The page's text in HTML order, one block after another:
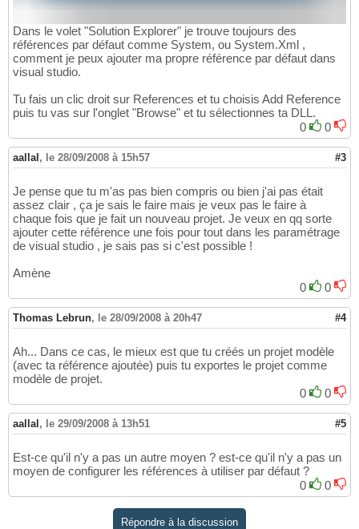
Dans le volet "Solution Explorer" je trouve toujours des
références par défaut comme System, ou System.Xml ,
comment je peux ajouter ma propre référence par défaut dans
visual studio.
Tu fais un clic droit sur References et tu choisis Add Reference
puis tu vas sur l'onglet "Browse" et tu sélectionnes ta DLL.
0
0
aallal , le 28/09/2008 à 15h57 #3
Je pense que tu m'as pas bien compris ou bien j'ai pas était
assez clair , ça je sais le faire mais je veux pas le faire à
chaque fois que je fait un nouveau projet. Je veux en qq sorte
ajouter cette référence une fois pour tout dans les paramétrage
de visual studio , je sais pas si c'est possible !
Amène
0
0
Thomas Lebrun, le 28/09/2008 à 20h47 #4
Ah... Dans ce cas, le mieux est que tu créés un projet modèle
(avec ta référence ajoutée) puis tu exportes le projet comme
modèle de projet.
0
0
aallal , le 29/09/2008 à 13h51 #5
Est-ce qu'il n'y a pas un autre moyen ? est-ce qu'il n'y a pas un
moyen de configurer les références à utiliser par défaut ?
0
0
Répondre à la discussion